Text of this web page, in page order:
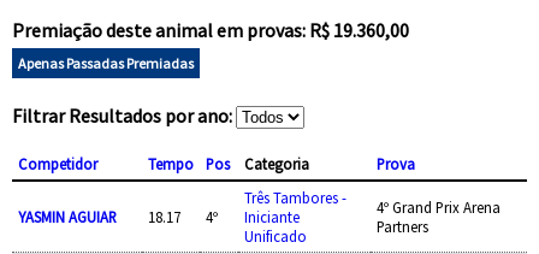
Premiação deste animal em provas: R$ 19.360,00
Apenas Passadas Premiadas
Filtrar Resultados por ano:
Competidor Tempo Pos Categoria Prova
YASMIN AGUIAR 18.17 4º
Três Tambores -
Iniciante
Unificado
4º Grand Prix Arena
Partners